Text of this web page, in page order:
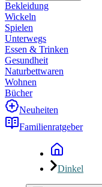
Bekleidung
Wickeln
Spielen
Unterwegs
Essen & Trinken
Gesundheit
Naturbettwaren
Wohnen
Bücher
Neuheiten
Familienratgeber
Dinkel